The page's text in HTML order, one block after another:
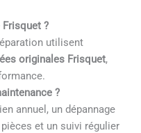
Frisquet ?
utilisent
originales Frisquet,
?
annuel, un dépannage
et un suivi régulier